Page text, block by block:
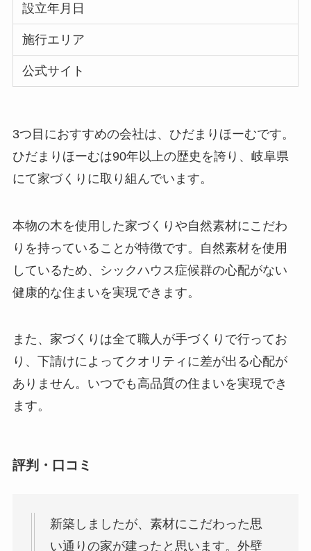
設立年月日
施行エリア
公式サイト
3つ目におすすめの会社は、ひだまりほーむです。
ひだまりほーむは90年以上の歴史を誇り、岐阜県
にて家づくりに取り組んでいます。
本物の木を使用した家づくりや自然素材にこだわ
りを持っていることが特徴です。自然素材を使用
しているため、シックハウス症候群の心配がない
健康的な住まいを実現できます。
また、家づくりは全て職人が手づくりで行ってお
り、下請けによってクオリティに差が出る心配が
ありません。いつでも高品質の住まいを実現でき
ます。
評判・口コミ
新築しましたが、素材にこだわった思
い通りの家が建ったと思います。外壁